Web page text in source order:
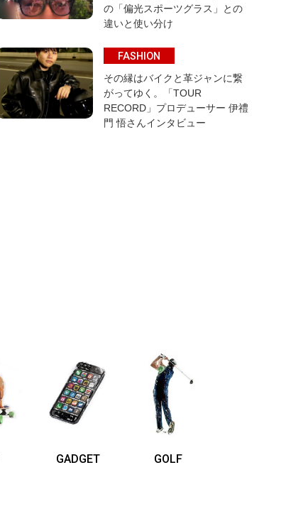
の「偏光スポーツグラス」との
違いと使い分け
FASHION
その縁はバイクと革ジャンに繋
がってゆく。「TOUR
RECORD」プロデューサー 伊禮
門 悟さんインタビュー
GADGET GOLF